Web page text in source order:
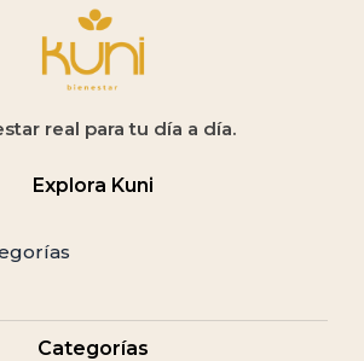
real para tu día a día.
Explora Kuni
Categorías